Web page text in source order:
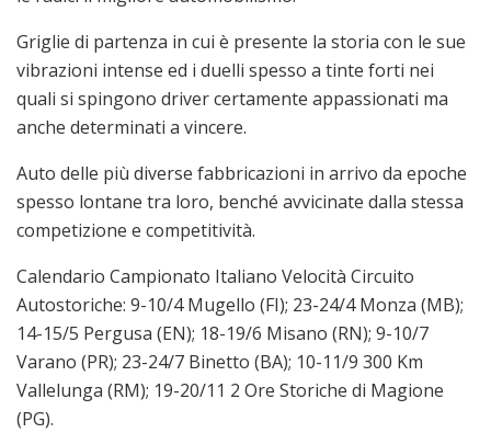
Griglie di partenza in cui è presente la storia con le sue
vibrazioni intense ed i duelli spesso a tinte forti nei
quali si spingono driver certamente appassionati ma
anche determinati a vincere.
Auto delle più diverse fabbricazioni in arrivo da epoche
spesso lontane tra loro, benché avvicinate dalla stessa
competizione e competitività.
Calendario Campionato Italiano Velocità Circuito
Autostoriche: 9-10/4 Mugello (FI); 23-24/4 Monza (MB);
14-15/5 Pergusa (EN); 18-19/6 Misano (RN); 9-10/7
Varano (PR); 23-24/7 Binetto (BA); 10-11/9 300 Km
Vallelunga (RM); 19-20/11 2 Ore Storiche di Magione
(PG).